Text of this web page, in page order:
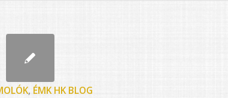
, ÉMK HK BLOG